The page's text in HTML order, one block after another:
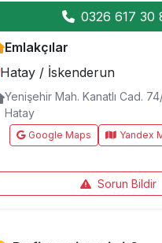
0326 617 30
Emlakçılar
Hatay / İskenderun
Yenişehir Mah. Kanatlı Cad.
Hatay
Google Maps Yandex
Sorun Bildir